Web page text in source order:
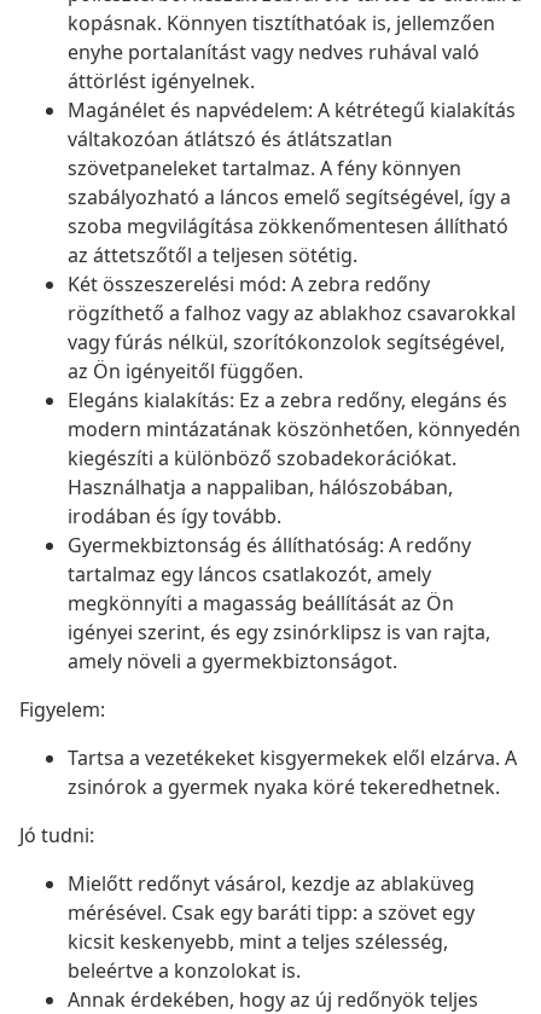
kopásnak. Könnyen tisztíthatóak is, jellemzően
enyhe portalanítást vagy nedves ruhával való
áttörlést igényelnek.
Magánélet és napvédelem: A kétrétegű kialakítás
váltakozóan átlátszó és átlátszatlan
szövetpaneleket tartalmaz. A fény könnyen
szabályozható a láncos emelő segítségével, így a
szoba megvilágítása zökkenőmentesen állítható
az áttetszőtől a teljesen sötétig.
Két összeszerelési mód: A zebra redőny
rögzíthető a falhoz vagy az ablakhoz csavarokkal
vagy fúrás nélkül, szorítókonzolok segítségével,
az Ön igényeitől függően.
Elegáns kialakítás: Ez a zebra redőny, elegáns és
modern mintázatának köszönhetően, könnyedén
kiegészíti a különböző szobadekorációkat.
Használhatja a nappaliban, hálószobában,
irodában és így tovább.
Gyermekbiztonság és állíthatóság: A redőny
tartalmaz egy láncos csatlakozót, amely
megkönnyíti a magasság beállítását az Ön
igényei szerint, és egy zsinórklipsz is van rajta,
amely növeli a gyermekbiztonságot.
Figyelem:
Tartsa a vezetékeket kisgyermekek elől elzárva. A
zsinórok a gyermek nyaka köré tekeredhetnek.
Jó tudni:
Mielőtt redőnyt vásárol, kezdje az ablaküveg
mérésével. Csak egy baráti tipp: a szövet egy
kicsit keskenyebb, mint a teljes szélesség,
beleértve a konzolokat is.
Annak érdekében, hogy az új redőnyök teljes